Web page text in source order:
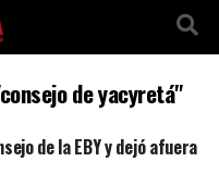
de yacyretá"
de la EBY y dejó afuera